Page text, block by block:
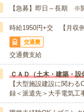
【急募】即日～長期 ※
時給1950円+交 【月収
交通費
交通費支給
ＣＡＤ（土木・建築・設
【大型施設建設に関わ
録＜派遣先＞大手電気